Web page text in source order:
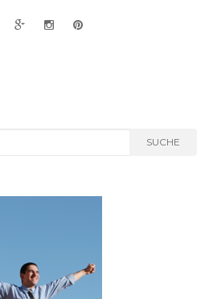
SUCHE